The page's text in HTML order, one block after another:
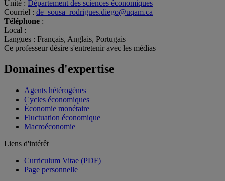
Unité : Département des sciences économiques
Courriel : de_sousa_rodrigues.diego@uqam.ca
Téléphone :
Local :
Langues : Français, Anglais, Portugais
Ce professeur désire s'entretenir avec les médias
Domaines d'expertise
Agents hétérogènes
Cycles économiques
Économie monétaire
Fluctuation économique
Macroéconomie
Liens d'intérêt
Curriculum Vitae (PDF)
Page personnelle